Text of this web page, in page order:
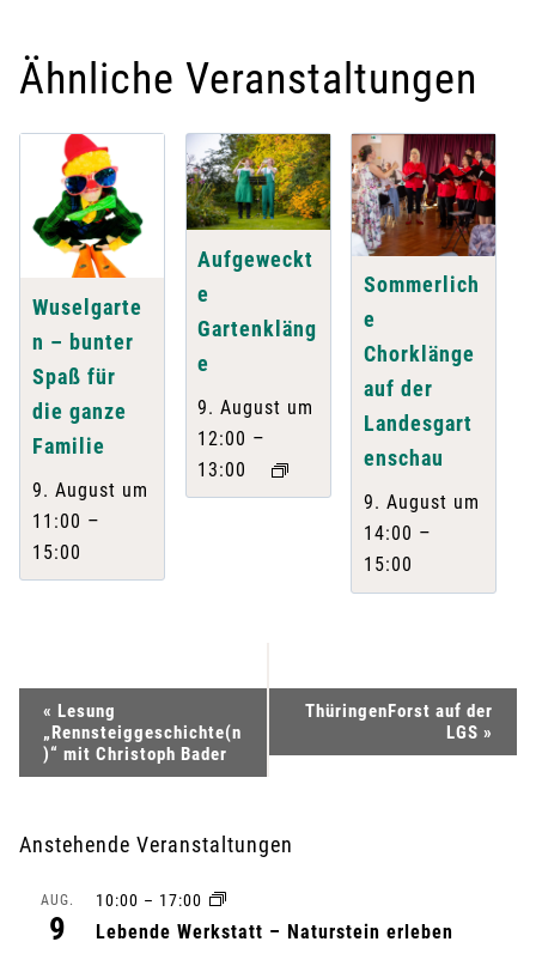
Ähnliche Veranstaltungen
Wuselgarte
n – bunter
Spaß für
die ganze
Familie
9. August um
11:00 –
15:00
Aufgeweckt
e
Gartenkläng
e
9. August um
12:00 –
13:00
Sommerlich
e
Chorklänge
auf der
Landesgart
enschau
9. August um
14:00 –
15:00
e
a
« Lesung
„Rennsteiggeschichte(n
)“ mit Christoph Bader
ThüringenForst auf der
LGS »
Anstehende Veranstaltungen
AUG.
9
10:00 – 17:00
Lebende Werkstatt – Naturstein erleben